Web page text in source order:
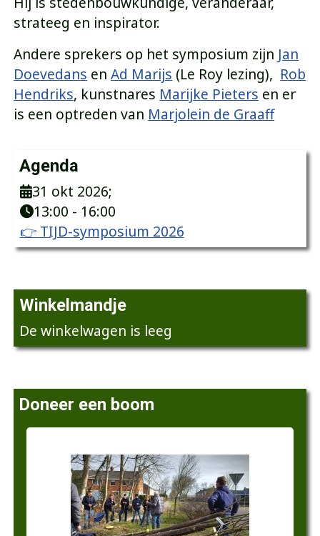
strateeg en inspirator.
Andere sprekers op het symposium zijn Jan
Doevedans enAd Marijs (Le Roy lezing), Rob
Hendriks, kunstnares Marijke Pieters en er
is een optreden van Marjolein de Graaff
Agenda
31 okt 2026;
13:00 - 16:00
👉 TIJD-symposium 2026
Winkelmandje
De winkelwagen is leeg
Doneer een boom